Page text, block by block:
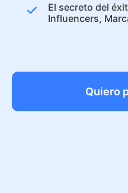
El secreto del
Influencers,
Quiero